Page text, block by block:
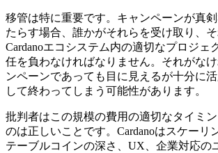
移管は特に重要です。キャンペーンが真
たらす場合、誰かがそれらを受け取り、そ
Cardanoエコシステム内の適切なプロジェ
任を負わなければなりません。それがな
ンペーンであっても目に見えるが十分に
して終わってしまう可能性があります。
批判者はこの規模の費用の適切なタイミ
のは正しいことです。Cardanoはスケーリ
テーブルコインの深さ、UX、企業対応の